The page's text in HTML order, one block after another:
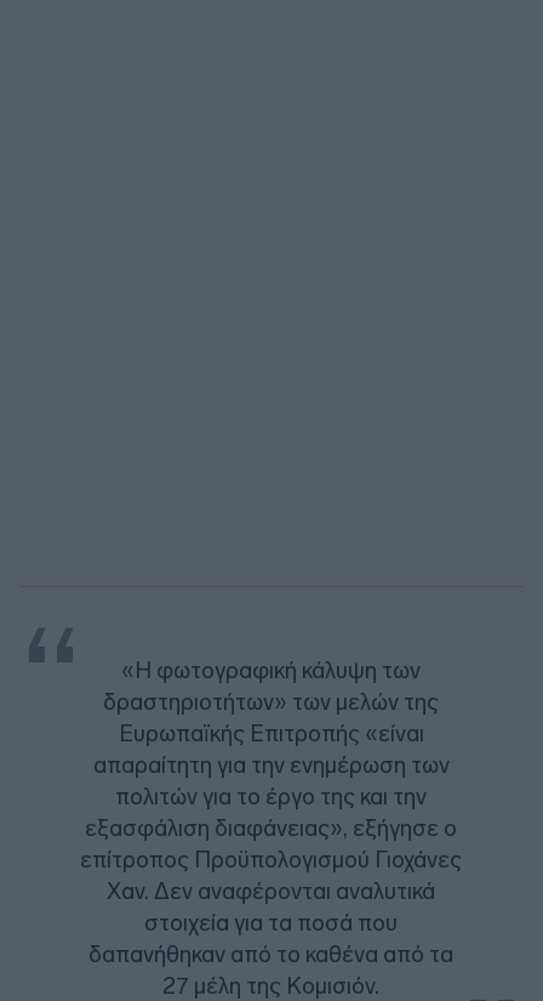
«Η φωτογραφική κάλυψη των
δραστηριοτήτων» των μελών της
Ευρωπαϊκής Επιτροπής «είναι
απαραίτητη για την ενημέρωση των
πολιτών για το έργο της και την
εξασφάλιση διαφάνειας», εξήγησε ο
επίτροπος Προϋπολογισμού Γιοχάνες
Χαν. Δεν αναφέρονται αναλυτικά
στοιχεία για τα ποσά που
δαπανήθηκαν από το καθένα από τα
27 μέλη της Κομισιόν.